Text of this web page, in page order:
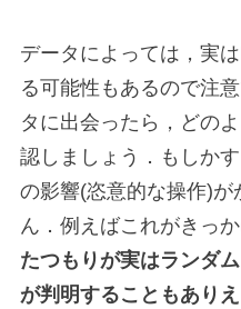
データによっては，実
る可能性もあるので注
タに出会ったら，どの
認しましょう．もしか
の影響(恣意的な操作)
ん．例えばこれがきっか
たつもりが実はランダ
が判明することもあり